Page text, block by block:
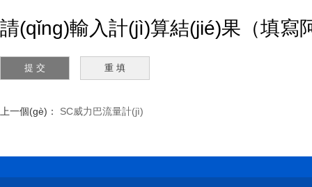
請(qǐng)輸入計(jì)算結(jié)果（填寫
上一個(gè)： SC威力巴流量計(jì)